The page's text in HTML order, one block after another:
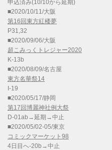
申込済み(10/10から延期)
■2020/10/11/大阪
第16回東方紅楼夢
P31,32
■2020/09/06/大阪
超こみっくトレジャー2020
K-13b
■2020/08/09/名古屋
東方名華祭14
I-19
■2020/05/17/静岡
第17回博麗神社例大祭
D-01ab→延期→中止
■2020/05/02-05/東京
コミックマーケット98
4日目へ-20b→中止